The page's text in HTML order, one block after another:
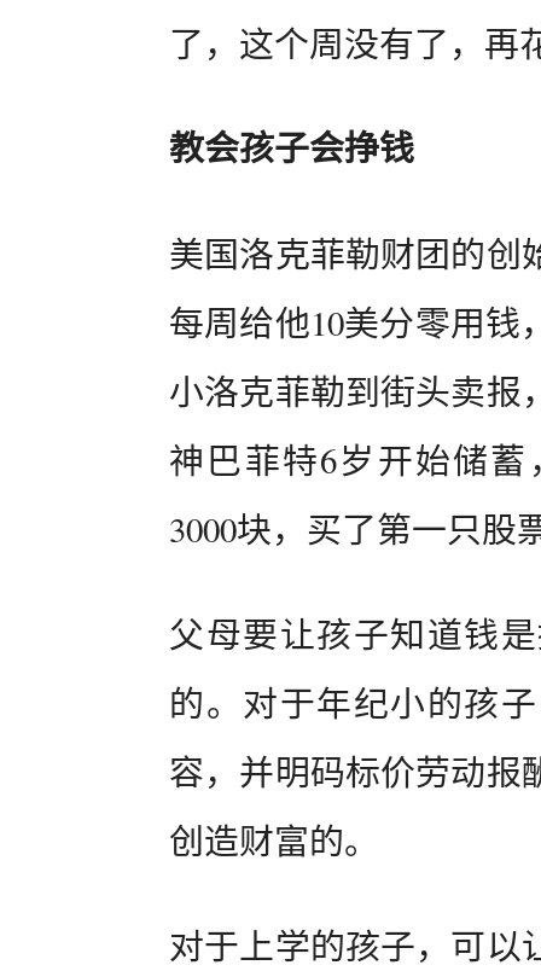
了，这个周没有了，再
教会孩子会挣钱
美国洛克菲勒财团的创
每周给他10美分零用
小洛克菲勒到街头卖报
神巴菲特6岁开始储
3000块，买了第一只股
父母要让孩子知道钱
的。对于年纪小的孩
容，并明码标价劳动报
创造财富的。
对于上学的孩子，可以